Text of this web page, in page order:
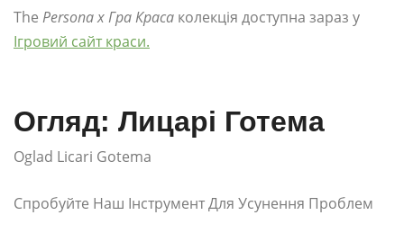
The Persona x Гра Краса колекція доступна зараз у
Ігровий сайт краси.
Огляд: Лицарі Готема
Oglad Licari Gotema
Спробуйте Наш Інструмент Для Усунення Проблем